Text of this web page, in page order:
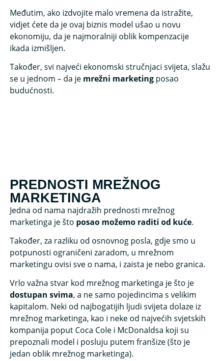
Međutim, ako izdvojite malo vremena da istražite,
vidjet ćete da je ovaj biznis model ušao u novu
ekonomiju, da je najmoralniji oblik kompenzacije
ikada izmišljen.
Također, svi najveći ekonomski stručnjaci svijeta, slažu
se u jednom – da je mrežni marketing posao
budućnosti.
PREDNOSTI MREŽNOG
MARKETINGA
Jedna od nama najdražih prednosti mrežnog
marketinga je što posao možemo raditi od kuće.
Također, za razliku od osnovnog posla, gdje smo u
potpunosti ograničeni zaradom, u mrežnom
marketingu ovisi sve o nama, i zaista je nebo granica.
Vrlo važna stvar kod mrežnog marketinga je što je
dostupan svima, a ne samo pojedincima s velikim
kapitalom. Neki od najbogatijih ljudi svijeta dolaze iz
mrežnog marketinga, kao i neke od najvećih svjetskih
kompanija poput Coca Cole i McDonaldsa koji su
prepoznali model i posluju putem franšize (što je
jedan oblik mrežnog marketinga).